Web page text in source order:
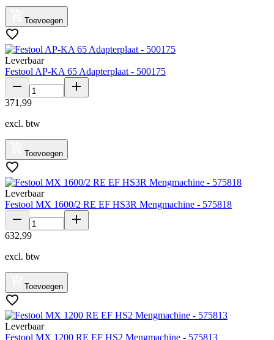
Toevoegen
Leverbaar
Festool AP-KA 65 Adapterplaat - 500175
371 ,99
excl. btw
Toevoegen
Leverbaar
Festool MX 1600/2 RE EF HS3R Mengmachine - 575818
632,99
excl. btw
Toevoegen
Leverbaar
Festool MX 1200 RE EF HS2 Mengmachine - 575813